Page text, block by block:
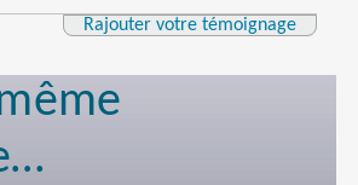
Rajouter votre témoignage